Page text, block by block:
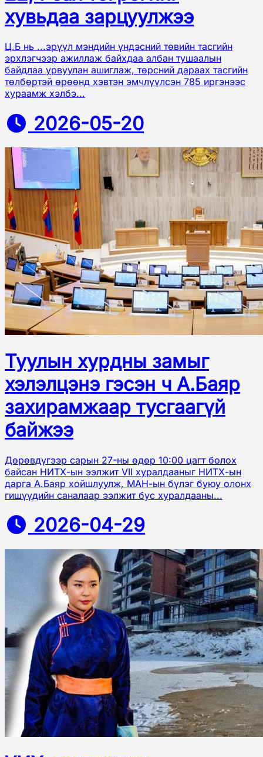
хувьдаа зарцуулжээ
Ц.Б нь ...эрүүл мэндийн үндэсний төвийн тасгийн
эрхлэгчээр ажиллаж байхдаа албан тушаалын
байдлаа урвуулан ашиглаж, төрсний дараах тасгийн
төлбөртэй өрөөнд хэвтэн эмчлүүлсэн 785 иргэнээс
хураамж хэлбэ...
2026-05-20
Туулын хурдны замыг
хэлэлцэнэ гэсэн ч А.Баяр
захирамжаар тусгаагүй
байжээ
Дөрөвдүгээр сарын 27-ны өдөр 10:00 цагт болох
байсан НИТХ-ын ээлжит VII хуралдааныг НИТХ-ын
дарга А.Баяр хойшлуулж, МАН-ын бүлэг буюу олонх
гишүүдийн саналаар ээлжит бус хуралдааны...
2026-04-29